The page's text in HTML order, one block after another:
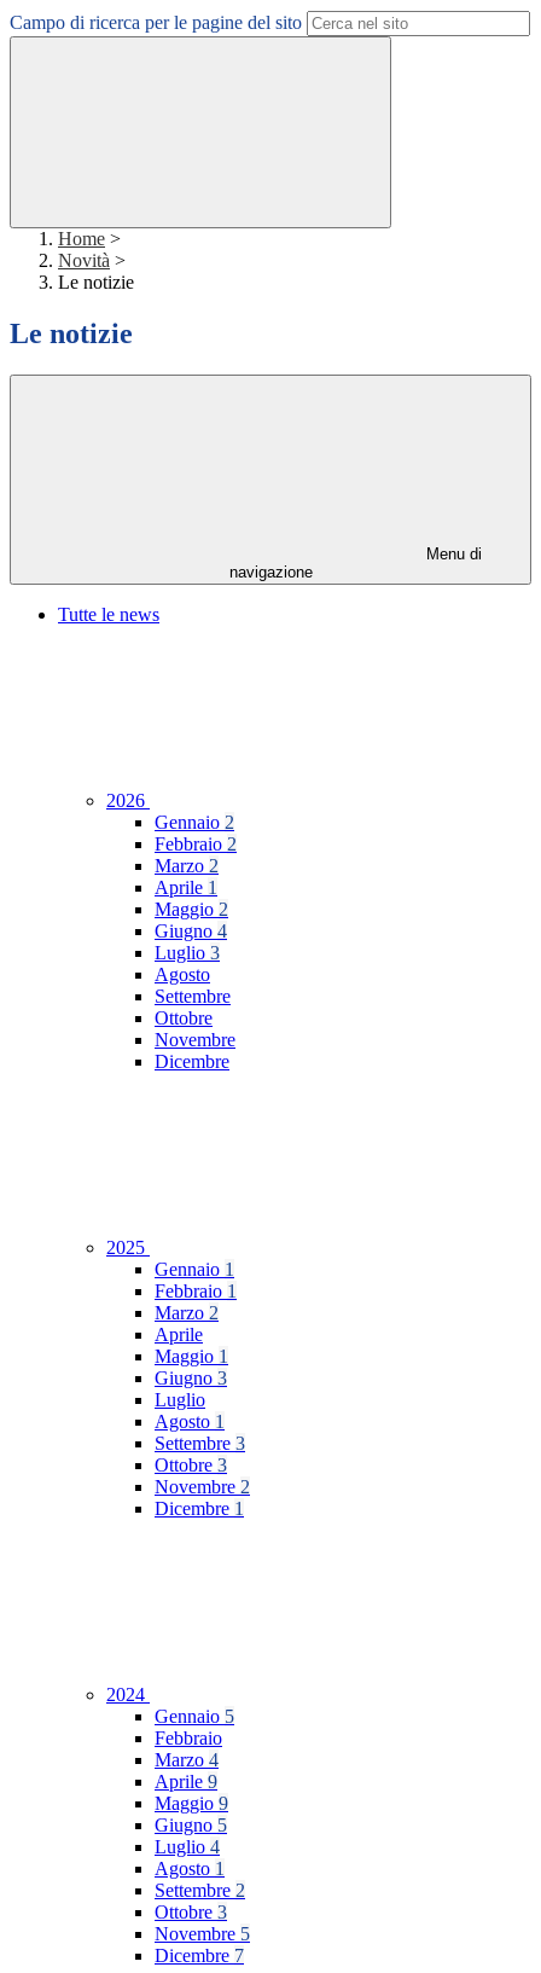
Campo di ricerca per le pagine del sito
Home >
Novità >
Le notizie
Le notizie
Menu di
navigazione
Tutte le news
2026
Gennaio 2
Febbraio 2
Marzo 2
Aprile 1
Maggio 2
Giugno 4
Luglio 3
Agosto
Settembre
Ottobre
Novembre
Dicembre
2025
Gennaio 1
Febbraio 1
Marzo 2
Aprile
Maggio 1
Giugno 3
Luglio
Agosto 1
Settembre 3
Ottobre 3
Novembre 2
Dicembre 1
2024
Gennaio 5
Febbraio
Marzo 4
Aprile 9
Maggio 9
Giugno 5
Luglio 4
Agosto 1
Settembre 2
Ottobre 3
Novembre 5
Dicembre 7